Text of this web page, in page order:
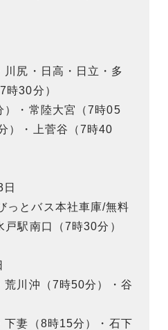
尻・日高・日立・多
時30分）
）・常陸大宮（7時05
）・上菅谷（7時40
3日
っとバス本社車庫/無料
駅南口（7時30分）
川沖（7時50分）・谷
下妻（8時15分）・石下